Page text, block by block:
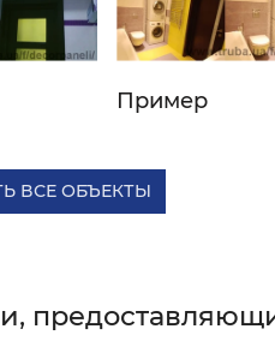
Пример
ВСЕ ОБЪЕКТЫ